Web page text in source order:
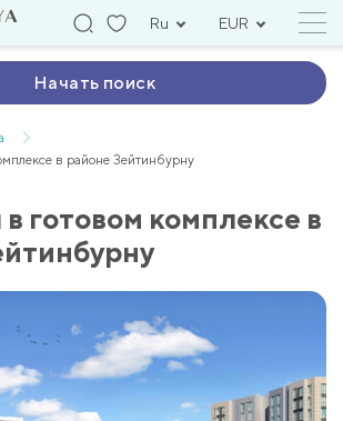
Ru EUR
Начать поиск
в районе Зейтинбурну
готовом комплексе в